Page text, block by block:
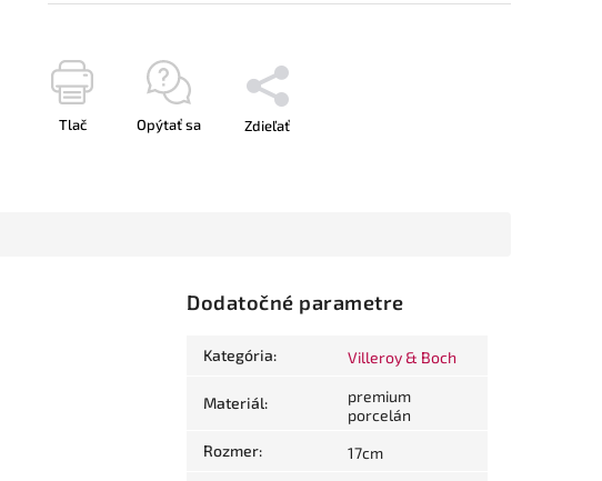
Tlač Opýtať sa Zdieľať
Dodatočné parametre
Kategória: Villeroy & Boch
Materiál:
premium
porcelán
Rozmer: 17cm